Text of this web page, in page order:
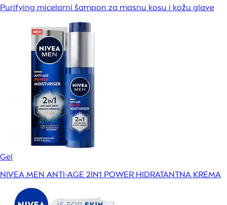
Purifying micelarni šampon za masnu kosu i kožu glave
Gel
NIVEA MEN ANTI-AGE 2IN1 POWER HIDRATANTNA KREMA